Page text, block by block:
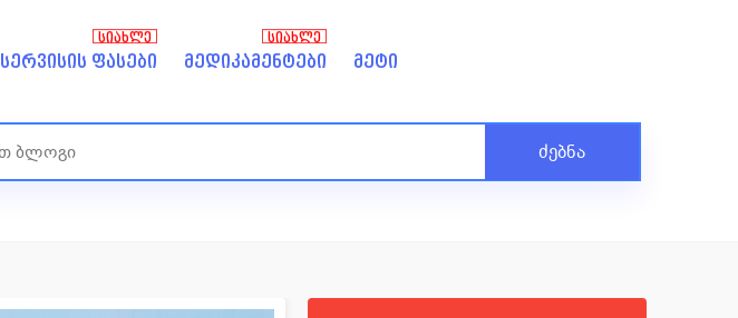
სერვისის ფასები
ᲡᲘᲐᲮᲚᲔ
მედიკამენტები
ᲡᲘᲐᲮᲚᲔ
მეტი
ძებნა